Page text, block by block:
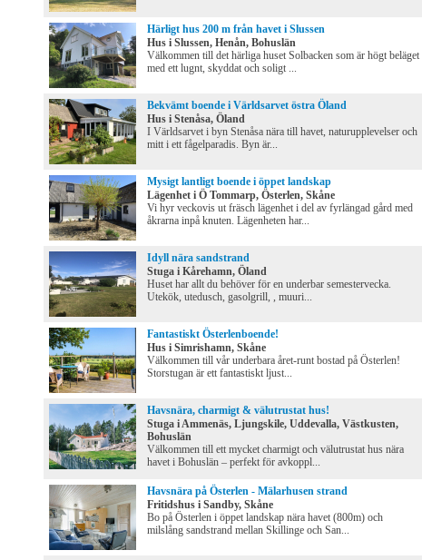
Härligt hus 200 m från havet i Slussen
Hus i Slussen, Henån, Bohuslän
Välkommen till det härliga huset Solbacken som är högt beläget
med ett lugnt, skyddat och soligt ...
Bekvämt boende i Världsarvet östra Öland
Hus i Stenåsa, Öland
I Världsarvet i byn Stenåsa nära till havet, naturupplevelser och
mitt i ett fågelparadis. Byn är...
Mysigt lantligt boende i öppet landskap
Lägenhet i Ö Tommarp, Österlen, Skåne
Vi hyr veckovis ut fräsch lägenhet i del av fyrlängad gård med
åkrarna inpå knuten. Lägenheten har...
Idyll nära sandstrand
Stuga i Kårehamn, Öland
Huset har allt du behöver för en underbar semestervecka.
Utekök, utedusch, gasolgrill, , muuri...
Fantastiskt Österlenboende!
Hus i Simrishamn, Skåne
Välkommen till vår underbara året-runt bostad på Österlen!
Storstugan är ett fantastiskt ljust...
Havsnära, charmigt & välutrustat hus!
Stuga i Ammenäs, Ljungskile, Uddevalla, Västkusten,
Bohuslän
Välkommen till ett mycket charmigt och välutrustat hus nära
havet i Bohuslän – perfekt för avkoppl...
Havsnära på Österlen - Mälarhusen strand
Fritidshus i Sandby, Skåne
Bo på Österlen i öppet landskap nära havet (800m) och
milslång sandstrand mellan Skillinge och San...